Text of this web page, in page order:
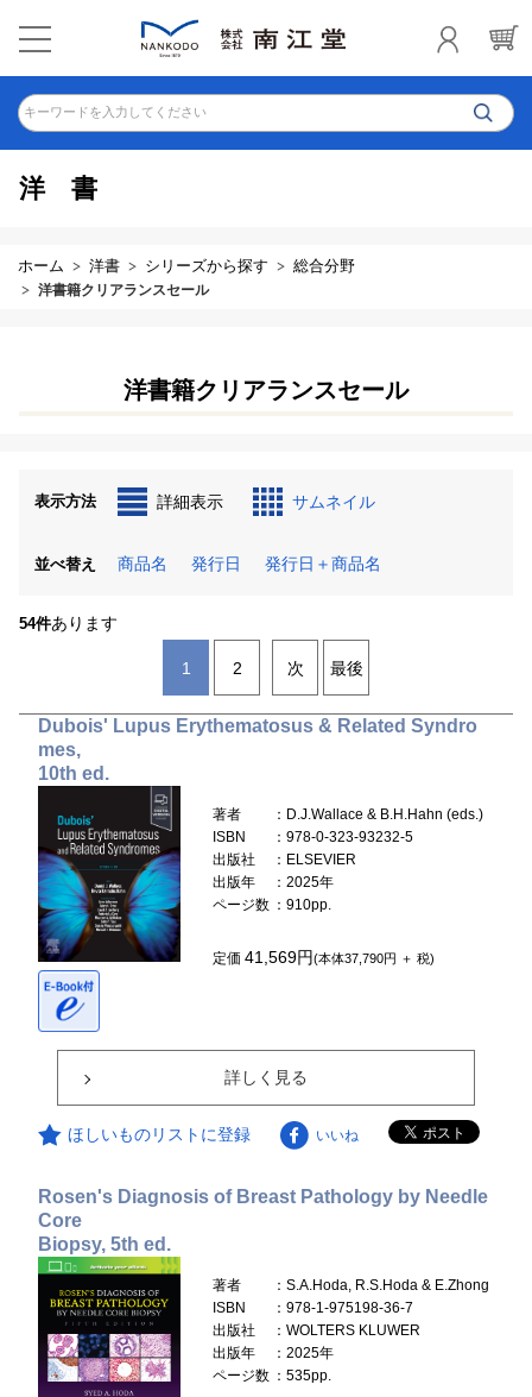
キーワードを入力してください
洋書
ホーム 洋書 シリーズから探す 総合分野
洋書籍クリアランスセール
洋書籍クリアランスセール
表示方法 詳細表示 サムネイル
並べ替え 商品名 発行日 発行日＋商品名
54件あります
1 2 次 最後
Dubois' Lupus Erythematosus & Related Syndro
mes,
10th ed.
著者
：D.J.Wallace & B.H.Hahn (eds.)
ISBN
：978-0-323-93232-5
出版社
：ELSEVIER
出版年
：2025年
ページ数 ：910pp.
定価41,569円(本体37,790円 ＋ 税)
詳しく見る
ほしいものリストに登録 いいね
Rosen's Diagnosis of Breast Pathology by Needle
Core
Biopsy, 5th ed.
著者
：S.A.Hoda, R.S.Hoda & E.Zhong
ISBN
：978-1-975198-36-7
出版社
：WOLTERS KLUWER
出版年
：2025年
ページ数 ：535pp.